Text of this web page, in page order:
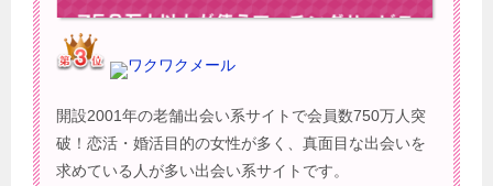
ワクワクメール
開設2001年の老舗出会い系サイトで会員数750万人突
破！恋活・婚活目的の女性が多く、真面目な出会いを
求めている人が多い出会い系サイトです。